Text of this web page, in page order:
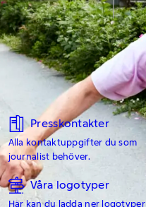
Presskontakter
Alla kontaktuppgifter du som
journalist behöver.
Våra logotyper
Här kan du ladda ner logotyper